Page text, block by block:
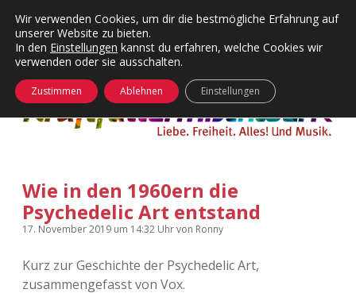
Kategorien
Menü
24 Hours Chilling
Die Wende
KFMW-Disco
kfmw.stuff
Kopfkinomusik
KFMW-Disco
Dates
Contact
Adventskalender
Adventskalender 2010
facebookinstagram
rss soundcloud
vimeoBluesky
öffnen
Wie in den 1960ern die
Psychedelic Art entstand
17. November 2019 um 14:32 Uhrvon Ronny
Kurz zur Geschichte der Psychedelic Art,
zusammengefasst von Vox.
Wir verwenden Cookies, um dir die bestmögliche Erfahrung auf
unserer Website zu bieten.
In den Einstellungen kannst du erfahren, welche Cookies wir
verwenden oder sie ausschalten.
Zustimmen Ablehnen Einstellungen